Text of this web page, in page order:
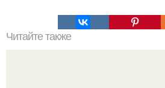
Читайте также